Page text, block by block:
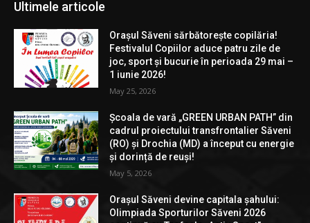
Ultimele articole
Orașul Săveni sărbătorește copilăria!
Festivalul Copiilor aduce patru zile de
joc, sport și bucurie în perioada 29 mai –
1 iunie 2026!
May 25, 2026
Școala de vară „GREEN URBAN PATH” din
cadrul proiectului transfrontalier Săveni
(RO) și Drochia (MD) a început cu energie
și dorință de reuși!
May 5, 2026
Orașul Săveni devine capitala șahului:
Olimpiada Sporturilor Săveni 2026